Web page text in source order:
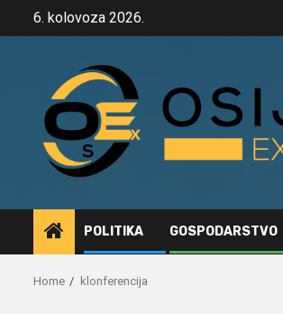
6. kolovoza 2026.
POLITIKA GOSPODARSTVO
Home klonferencija